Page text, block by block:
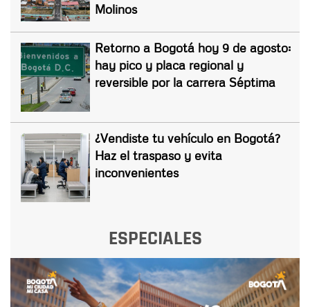
Molinos
Retorno a Bogotá hoy 9 de agosto:
hay pico y placa regional y
reversible por la carrera Séptima
¿Vendiste tu vehículo en Bogotá?
Haz el traspaso y evita
inconvenientes
ESPECIALES